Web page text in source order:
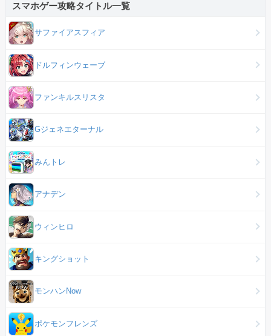
スマホゲー攻略タイトル一覧
サファイアスフィア
ドルフィンウェーブ
ファンキルスリスタ
Gジェネエターナル
みんトレ
アナデン
ウィンヒロ
キングショット
モンハンNow
ポケモンフレンズ